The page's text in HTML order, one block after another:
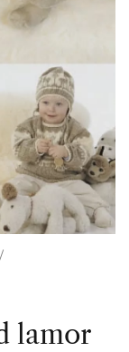
/
lamor